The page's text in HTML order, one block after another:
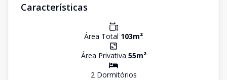
Características
Área Total 103m²
Área Privativa 55m²
2Dormitórios